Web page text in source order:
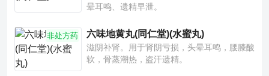
晕耳鸣、遗精早泄。
非处方药 六味地黄丸(同仁堂)(水蜜丸)
滋阴补肾。用于肾阴亏损，头晕耳鸣，腰膝酸
软，骨蒸潮热，盗汗遗精。